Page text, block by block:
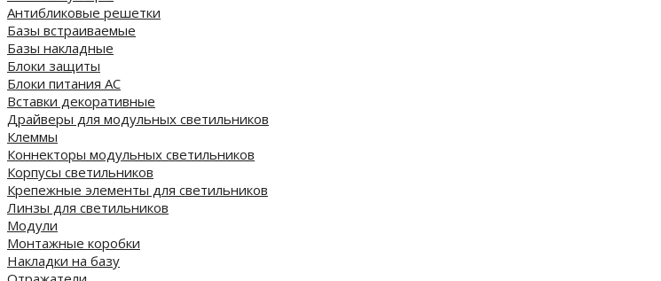
Антибликовые решетки
Базы встраиваемые
Базы накладные
Блоки защиты
Блоки питания AC
Вставки декоративные
Драйверы для модульных светильников
Клеммы
Коннекторы модульных светильников
Корпусы светильников
Крепежные элементы для светильников
Линзы для светильников
Модули
Монтажные коробки
Накладки на базу